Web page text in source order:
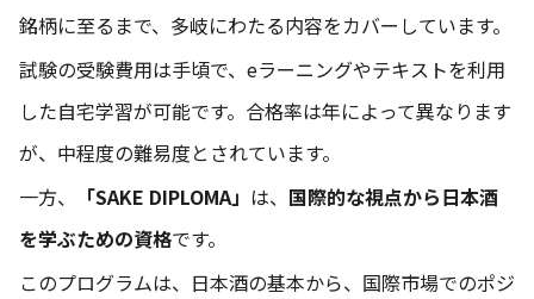
銘柄に至るまで、多岐にわたる内容をカバーしています。
試験の受験費用は手頃で、eラーニングやテキストを利用
した自宅学習が可能です。合格率は年によって異なります
が、中程度の難易度とされています。
一方、
「SAKE DIPLOMA」 は、 国際的な視点から日本酒
を学ぶための資格です。
このプログラムは、日本酒の基本から、国際市場でのポジ